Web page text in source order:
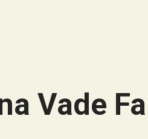
Vade